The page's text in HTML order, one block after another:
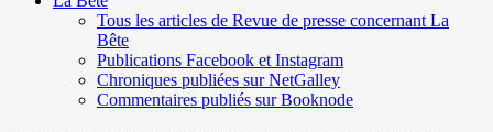
Tous les articles de Revue de presse concernant La
Bête
Publications Facebook et Instagram
Chroniques publiées sur NetGalley
Commentaires publiés sur Booknode